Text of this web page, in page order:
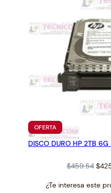
OFERTAPRODUCTO
EN
OFERTA
DISCO DURO HP 2TB
$459.54
was:
$
¿Te interesa este